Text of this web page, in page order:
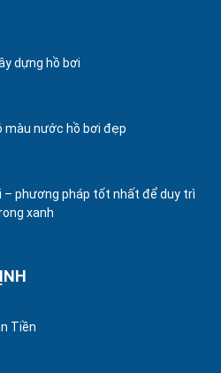
dựng hồ bơi
màu nước hồ bơi đẹp
– phương pháp tốt nhất để duy trì
xanh
Tiền